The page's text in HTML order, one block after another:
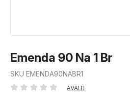
Emenda 90 Na 1 Br
SKU EMENDA90NABR1
AVALIE